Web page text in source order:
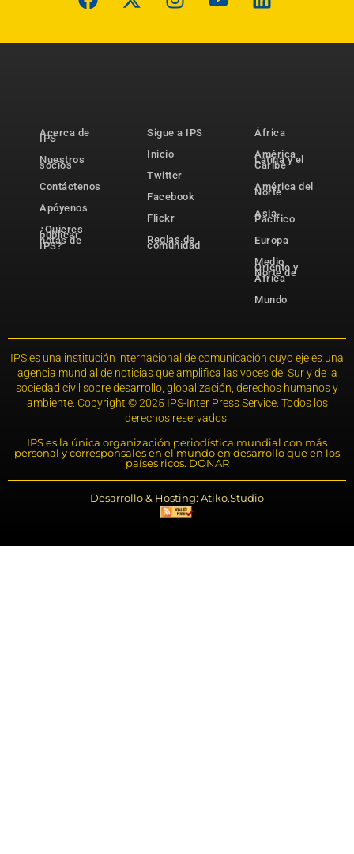
Acerca de
IPS
Nuestros
socios
Contáctenos
Apóyenos
¿Quieres
publicar
notas de
IPS?
Sigue a IPS
Inicio
Twitter
Facebook
Flickr
Reglas de
comunidad
África
América
Latina y el
Caribe
América del
Norte
Asia-
Pacífico
Europa
Medio
Oriente y
Norte de
África
Mundo
IPS es una institución internacional de comunicación cuyo eje es una
agencia mundial de noticias que amplifica las voces del Sur y de la
sociedad civil sobre desarrollo, globalización, derechos humanos y
ambiente. Copyright © 2025 IPS-Inter Press Service. Todos los
derechos reservados.
IPS es la única organización periodística mundial con más
personal y corresponsales en el mundo en desarrollo que en los
países ricos. DONAR
Desarrollo & Hosting: Atiko.Studio